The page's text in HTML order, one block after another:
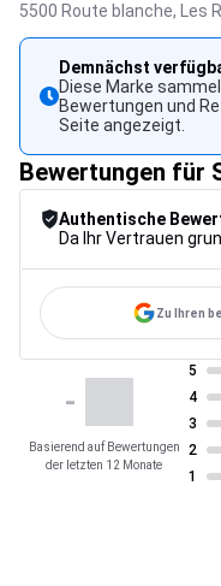
5500 Route blanche, Les
Demnächst
Diese Marke
Bewertungen und
Seite angezeigt.
Bewertungen für
Authentische
Zu Ihren
-
Basierend auf Bewertungen
der letzten 12 Monate
5
4
3
2
1